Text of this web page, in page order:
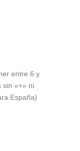
entre 6 y
sin «+» ni
España)